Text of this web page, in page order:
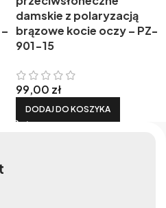
damskie z polaryzacją
brązowe kocie oczy – PZ-
901-15
99,00 zł
DODAJ DO KOSZYKA